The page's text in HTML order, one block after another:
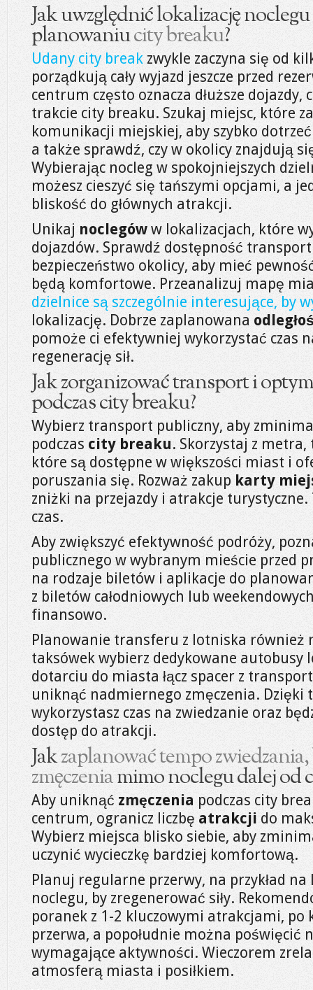
Jak uwzględnić lokalizację
planowaniucity breaku?
Udany city break zwykle zaczyna się od
porządkują cały wyjazd jeszcze przed
centrum często oznacza dłuższe dojazdy,
trakcie city breaku. Szukaj miejsc, które
komunikacji miejskiej, aby szybko
a także sprawdź, czy w okolicy znajdują
Wybierając nocleg w spokojniejszych
możesz cieszyć się tańszymi opcjami, a
bliskość do głównych atrakcji.
Unikaj noclegów w lokalizacjach, które
dojazdów. Sprawdź dostępność
bezpieczeństwo okolicy, aby mieć
będą komfortowe. Przeanalizuj mapę
dzielnice są szczególnie interesujące, by
lokalizację. Dobrze zaplanowana
pomoże ci efektywniej wykorzystać czas
regenerację sił.
Jak zorganizować transport i
podczas city breaku?
Wybierz transport publiczny, aby
podczas city breaku. Skorzystaj z
które są dostępne w większości miast i
poruszania się. Rozważ zakup karty
zniżki na przejazdy i atrakcje turystyczne.
czas.
Aby zwiększyć efektywność podróży,
publicznego w wybranym mieście przed
na rodzaje biletów i aplikacje do
z biletów całodniowych lub
finansowo.
Planowanie transferu z lotniska również
taksówek wybierz dedykowane autobusy
dotarciu do miasta łącz spacer z
uniknąć nadmiernego zmęczenia. Dzięki
wykorzystasz czas na zwiedzanie oraz
dostęp do atrakcji.
Jakzaplanować tempo
zmęczeniamimo noclegu dalej od
Aby uniknąć zmęczenia podczas city
centrum, ogranicz liczbę atrakcji do
Wybierz miejsca blisko siebie, aby
uczynić wycieczkę bardziej komfortową.
Planuj regularne przerwy, na przykład
noclegu, by zregenerować siły.
poranek z 1-2 kluczowymi atrakcjami, po
przerwa, a popołudnie można poświęcić
wymagające aktywności. Wieczorem
atmosferą miasta i posiłkiem.